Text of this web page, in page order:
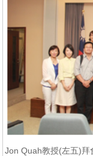
Jon Quah教授(左五)拜